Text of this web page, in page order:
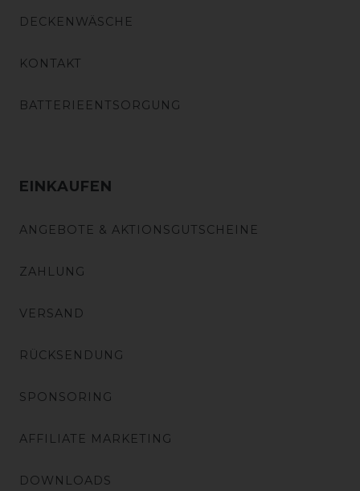
DECKENWÄSCHE
KONTAKT
BATTERIEENTSORGUNG
EINKAUFEN
ANGEBOTE & AKTIONSGUTSCHEINE
ZAHLUNG
VERSAND
RÜCKSENDUNG
SPONSORING
AFFILIATE MARKETING
DOWNLOADS